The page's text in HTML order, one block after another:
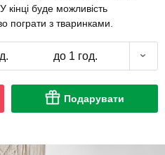
кінці буде можливість
пограти з тваринками.
до 1 год.
Подарувати